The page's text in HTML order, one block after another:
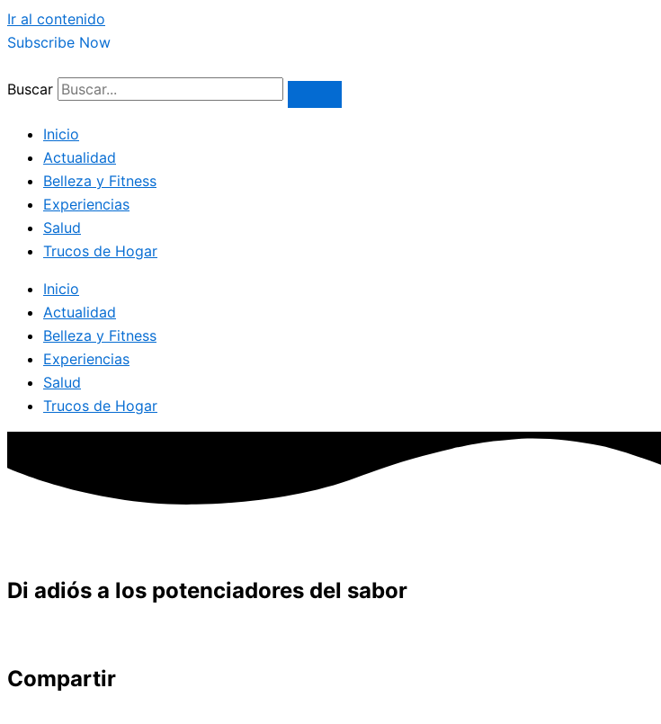
Ir al contenido
Subscribe Now
Buscar
Inicio
Actualidad
Belleza y Fitness
Experiencias
Salud
Trucos de Hogar
Inicio
Actualidad
Belleza y Fitness
Experiencias
Salud
Trucos de Hogar
Di adiós a los potenciadores del sabor
Compartir